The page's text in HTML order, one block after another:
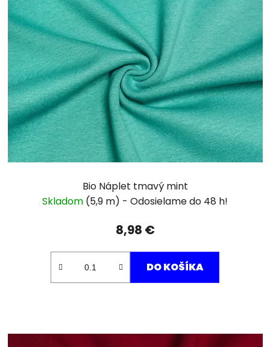
Bio Náplet tmavý mint
Skladom (5,9 m)
8,98 €
DO KOŠÍKA